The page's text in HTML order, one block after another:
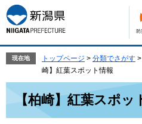
ー
ジ
の
で
ニ
ュ
ー
ば
本
現在地 トップページ > 分類でさがす >
崎】紅葉スポット情報
【柏崎】紅葉スポッ